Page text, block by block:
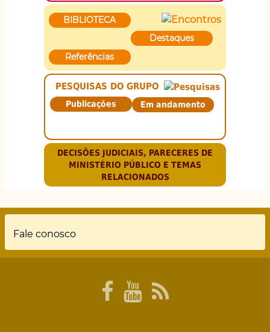
BIBLIOTECA
Destaques
Referências
PESQUISAS DO GRUPO
Publicações Em andamento
DECISÕES JUDICIAIS, PARECERES DE
MINISTÉRIO PÚBLICO E TEMAS
RELACIONADOS
Rodapé
Fale conosco